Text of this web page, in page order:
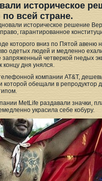
историческое
всей стране.
историческое решение
гарантированное
которого вниз по Пятой авеню
одетых людей и медленно
четверкой гнедых
концу дня унялся.
компании AT&T,
обещали в репродуктор
MetLife раздавали значки,
украсила себе кобуру.